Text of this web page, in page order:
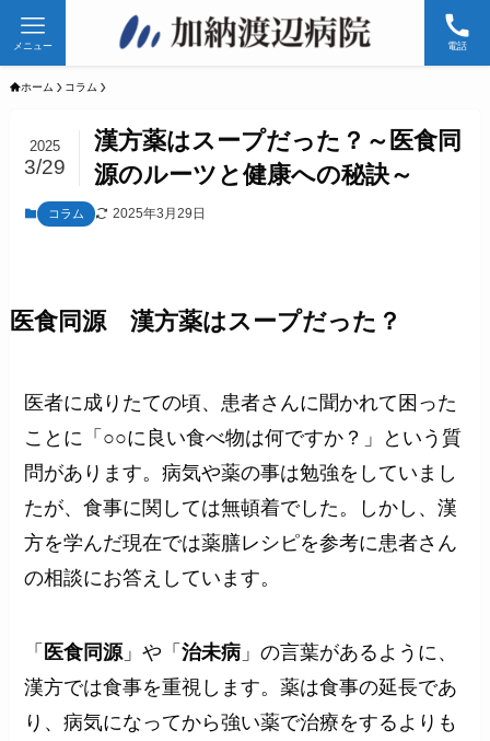
電話
メニュー
ホーム コラム
漢方薬はスープだった？～医食同
源のルーツと健康への秘訣～
2025
3/29
コラム 2025年3月29日
医食同源 漢方薬はスープだった？
医者に成りたての頃、患者さんに聞かれて困った
ことに「○○に良い食べ物は何ですか？」という質
問があります。病気や薬の事は勉強をしていまし
たが、食事に関しては無頓着でした。しかし、漢
方を学んだ現在では薬膳レシピを参考に患者さん
の相談にお答えしています。
「 医食同源 」や「治未病 」の言葉があるように、
漢方では食事を重視します。薬は食事の延長であ
り、病気になってから強い薬で治療をするよりも